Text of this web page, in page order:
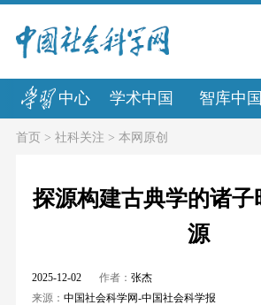
中心 学术中国 智库中国
首页> 社科关注 > 本网原创
探源构建古典学的诸子
源
2025-12-02 作者： 张杰
来源： 中国社会科学网-中国社会科学报